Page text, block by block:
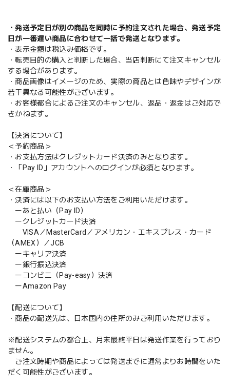
・発送予定日が別の商品を同時に予約注文された場合、発送予定
日が一番遅い商品に合わせて一括で発送となります。
・表示金額は税込み価格です。
・転売目的の購入と判断した場合、当店判断にて注文キャンセル
する場合があります。
・商品画像はイメージのため、実際の商品とは色味やデザインが
若干異なる可能性がございます。
・お客様都合によるご注文のキャンセル、返品・返金はご対応で
きかねます。
【決済について】
＜予約商品＞
・お支払方法はクレジットカード決済のみとなります。
・「Pay ID」アカウントへのログインが必須となります。
＜在庫商品＞
・決済には以下のお支払い方法をご利用いただけます。
ーあと払い（Pay ID）
ークレジットカード決済
VISA／MasterCard／アメリカン・エキスプレス・カード
（AMEX）／JCB
ーキャリア決済
ー銀行振込決済
ーコンビニ（Pay-easy）決済
ーAmazon Pay
【配送について】
・商品の配送先は、日本国内の住所のみご利用いただけます。
※配送システムの都合上、月末最終平日は発送作業を行っており
ません。
ご注文時期や商品によっては発送までに通常よりお時間をいた
だく可能性がございます。